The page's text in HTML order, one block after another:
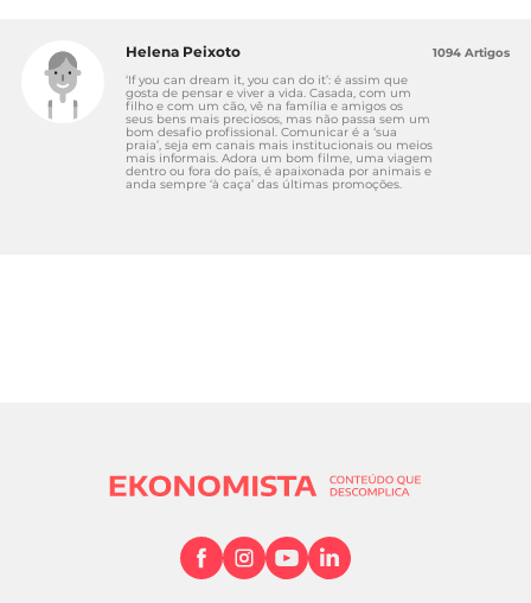
Helena Peixoto
‘If you can dream it, you can do it’: é assim que
gosta de pensar e viver a vida. Casada, com um
filho e com um cão, vê na família e amigos os
seus bens mais preciosos, mas não passa sem um
bom desafio profissional. Comunicar é a ‘sua
praia’, seja em canais mais institucionais ou meios
mais informais. Adora um bom filme, uma viagem
dentro ou fora do país, é apaixonada por animais e
anda sempre ‘à caça’ das últimas promoções.
1094 Artigos